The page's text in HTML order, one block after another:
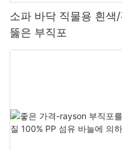
소파 바닥 직물용 흰
뚫은 부직포